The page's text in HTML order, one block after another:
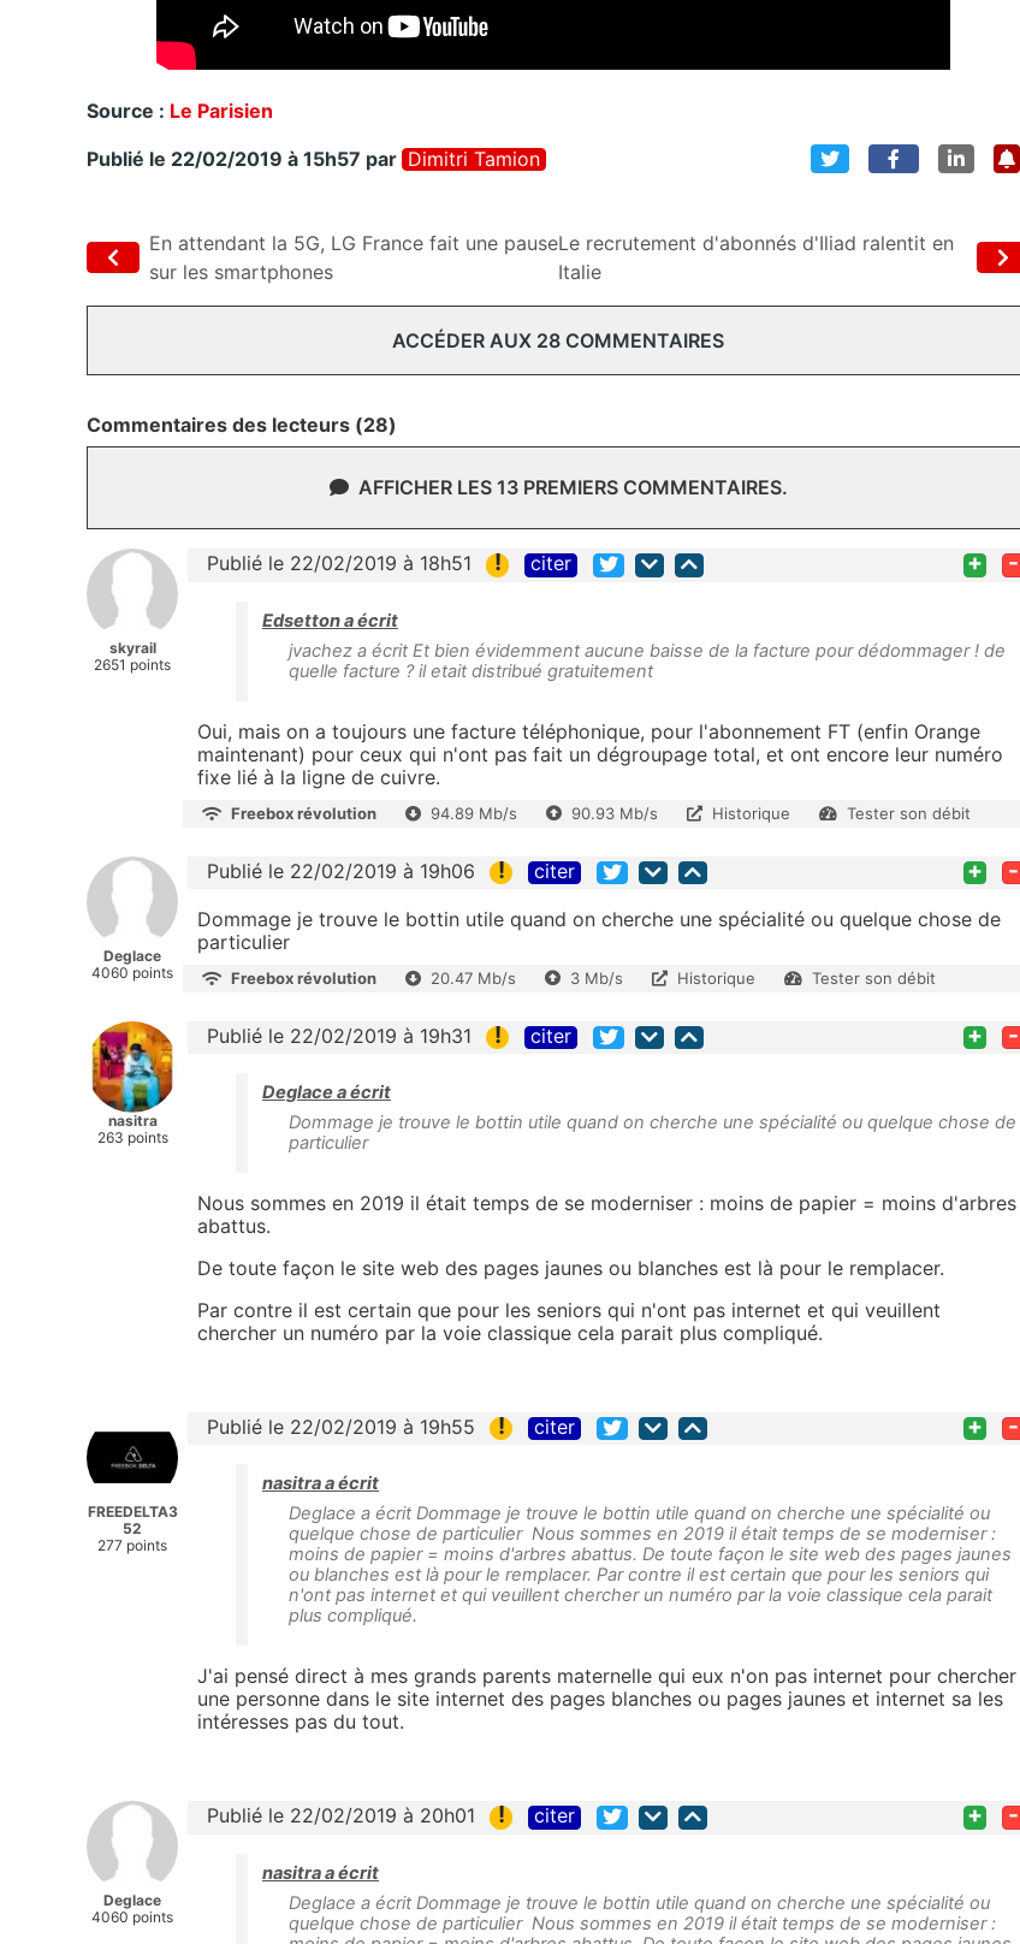
Source : Le Parisien
Publié le 22/02/2019 à 15h57 par Dimitri Tamion
En attendant la 5G, LG France fait une pause
sur les smartphones
Le recrutement d'abonnés d'Iliad ralentit en
Italie
ACCÉDER AUX 28 COMMENTAIRES
Commentaires des lecteurs (28)
AFFICHER LES 13 PREMIERS COMMENTAIRES.
skyrail
2651 points
Publié le 22/02/2019 à 18h51 ! citer + -
Edsetton a écrit
jvachez a écrit Et bien évidemment aucune baisse de la facture pour dédommager ! de
quelle facture ? il etait distribué gratuitement
Oui, mais on a toujours une facture téléphonique, pour l'abonnement FT (enfin Orange
maintenant) pour ceux qui n'ont pas fait un dégroupage total, et ont encore leur numéro
fixe lié à la ligne de cuivre.
Freebox révolution 94.89 Mb/s 90.93 Mb/s Historique Tester son débit
Deglace
4060 points
Publié le 22/02/2019 à 19h06 ! citer + -
Dommage je trouve le bottin utile quand on cherche une spécialité ou quelque chose de
particulier
Freebox révolution 20.47 Mb/s 3 Mb/s Historique Tester son débit
nasitra
263 points
Publié le 22/02/2019 à 19h31 ! citer + -
Deglace a écrit
Dommage je trouve le bottin utile quand on cherche une spécialité ou quelque chose de
particulier
Nous sommes en 2019 il était temps de se moderniser : moins de papier = moins d'arbres
abattus.
De toute façon le site web des pages jaunes ou blanches est là pour le remplacer.
Par contre il est certain que pour les seniors qui n'ont pas internet et qui veuillent
chercher un numéro par la voie classique cela parait plus compliqué.
FREEDELTA3
52
277 points
Publié le 22/02/2019 à 19h55 ! citer + -
nasitra a écrit
Deglace a écrit Dommage je trouve le bottin utile quand on cherche une spécialité ou
quelque chose de particulier Nous sommes en 2019 il était temps de se moderniser :
moins de papier = moins d'arbres abattus. De toute façon le site web des pages jaunes
ou blanches est là pour le remplacer. Par contre il est certain que pour les seniors qui
n'ont pas internet et qui veuillent chercher un numéro par la voie classique cela parait
plus compliqué.
J'ai pensé direct à mes grands parents maternelle qui eux n'on pas internet pour chercher
une personne dans le site internet des pages blanches ou pages jaunes et internet sa les
intéresses pas du tout.
Deglace
4060 points
Publié le 22/02/2019 à 20h01 ! citer + -
nasitra a écrit
Deglace a écrit Dommage je trouve le bottin utile quand on cherche une spécialité ou
quelque chose de particulier Nous sommes en 2019 il était temps de se moderniser :